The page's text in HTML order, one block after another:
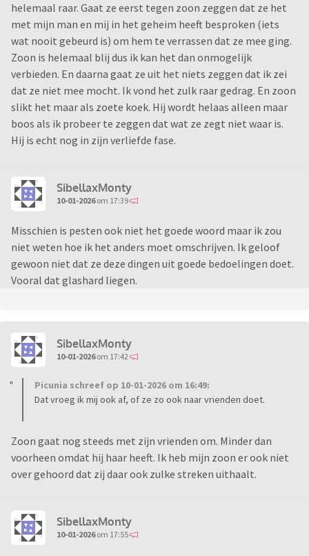
helemaal raar. Gaat ze eerst tegen zoon zeggen dat ze het
met mijn man en mij in het geheim heeft besproken (iets
wat nooit gebeurd is) om hem te verrassen dat ze mee ging.
Zoon is helemaal blij dus ik kan het dan onmogelijk
verbieden. En daarna gaat ze uit het niets zeggen dat ik zei
dat ze niet mee mocht. Ik vond het zulk raar gedrag. En zoon
slikt het maar als zoete koek. Hij wordt helaas alleen maar
boos als ik probeer te zeggen dat wat ze zegt niet waar is.
Hij is echt nog in zijn verliefde fase.
SibellaxMonty
10-01-2026om 17:39
Misschien is pesten ook niet het goede woord maar ik zou
niet weten hoe ik het anders moet omschrijven. Ik geloof
gewoon niet dat ze deze dingen uit goede bedoelingen doet.
Vooral dat glashard liegen.
SibellaxMonty
10-01-2026om 17:42
Picunia schreef op 10-01-2026 om 16:49:
Dat vroeg ik mij ook af, of ze zo ook naar vrienden doet.
Zoon gaat nog steeds met zijn vrienden om. Minder dan
voorheen omdat hij haar heeft. Ik heb mijn zoon er ook niet
over gehoord dat zij daar ook zulke streken uithaalt.
SibellaxMonty
10-01-2026om 17:55